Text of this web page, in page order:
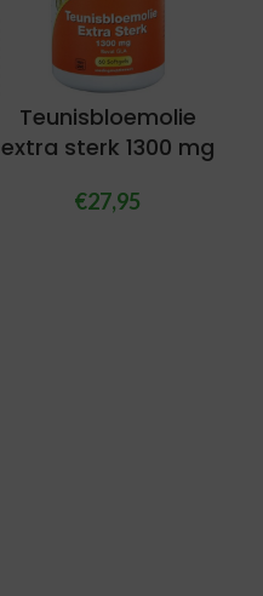
Teunisbloemolie
extra sterk 1300 mg
€27,95